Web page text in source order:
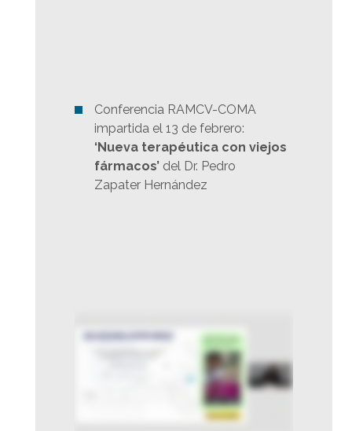
Conferencia RAMCV-COMA
impartida el 13 de febrero:
‘Nueva terapéutica con viejos
fármacos’ del Dr. Pedro
Zapater Hernández